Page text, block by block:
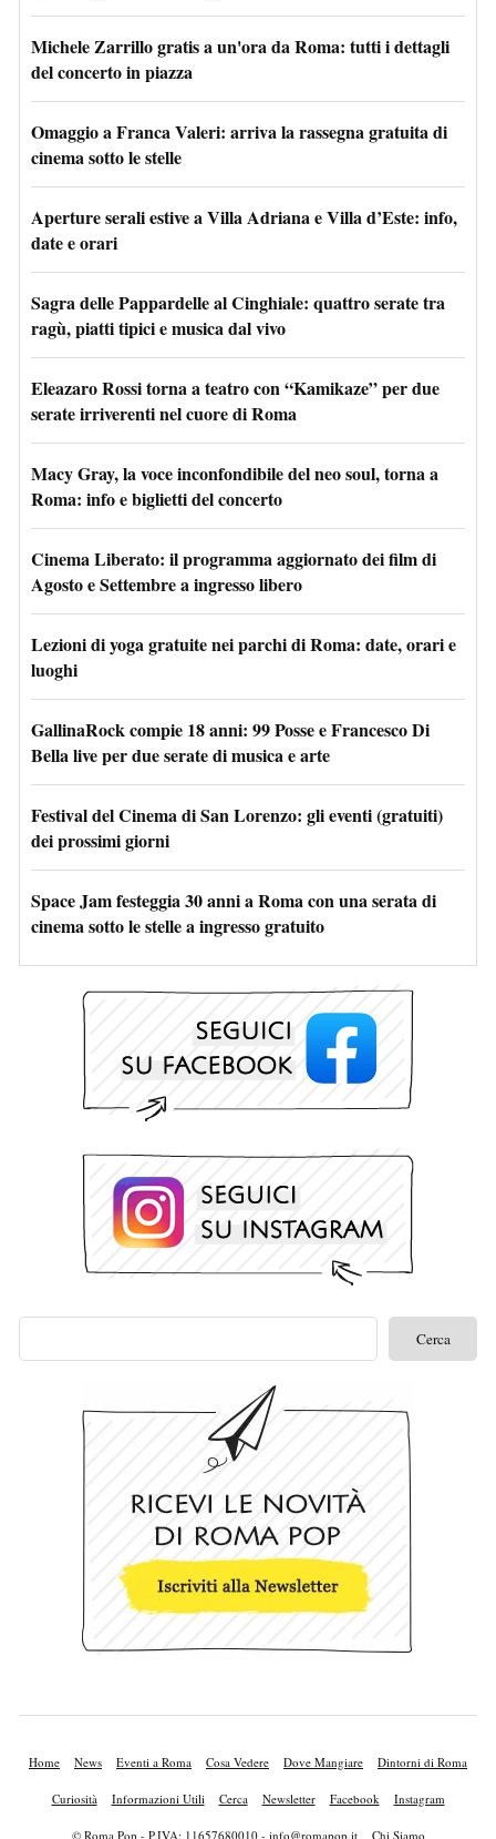
Michele Zarrillo gratis a un'ora da Roma: tutti i dettagli
del concerto in piazza
Omaggio a Franca Valeri: arriva la rassegna gratuita di
cinema sotto le stelle
Aperture serali estive a Villa Adriana e Villa d’Este: info,
date e orari
Sagra delle Pappardelle al Cinghiale: quattro serate tra
ragù, piatti tipici e musica dal vivo
Eleazaro Rossi torna a teatro con “Kamikaze” per due
serate irriverenti nel cuore di Roma
Macy Gray, la voce inconfondibile del neo soul, torna a
Roma: info e biglietti del concerto
Cinema Liberato: il programma aggiornato dei film di
Agosto e Settembre a ingresso libero
Lezioni di yoga gratuite nei parchi di Roma: date, orari e
luoghi
GallinaRock compie 18 anni: 99 Posse e Francesco Di
Bella live per due serate di musica e arte
Festival del Cinema di San Lorenzo: gli eventi (gratuiti)
dei prossimi giorni
Space Jam festeggia 30 anni a Roma con una serata di
cinema sotto le stelle a ingresso gratuito
Home News Eventi a Roma Cosa Vedere Dove Mangiare Dintorni di Roma
Curiosità Informazioni Utili Cerca Newsletter Facebook Instagram
© Roma Pop - P.IVA: 11657680010 - info@romapop.it Chi Siamo